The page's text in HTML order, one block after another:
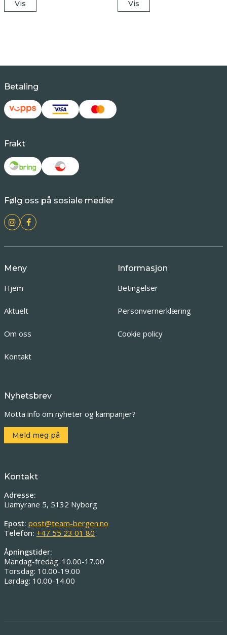
Vis Vis
Betaling
Frakt
Følg oss på sosiale medier
Meny
Hjem
Aktuelt
Om oss
Kontakt
Informasjon
Betingelser
Personvernerklæring
Cookie policy
Nyhetsbrev
Motta info om nyheter og kampanjer?
Meld meg på
Kontakt
Adresse:
Liamyrane 5, 5132 Nyborg
Epost: post@team-bergen.no
Telefon: +47 55 23 01 80
Åpningstider:
Mandag-fredag: 10.00-17.00
Torsdag: 10.00-19.00
Lørdag: 10.00-14.00